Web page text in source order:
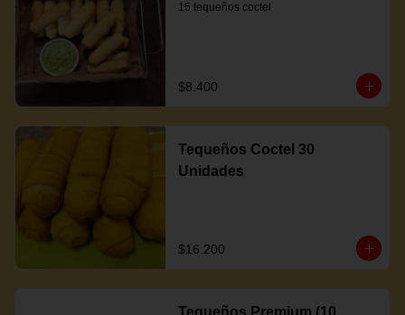
15 tequeños coctel
$8.400
Tequeños Coctel 30
Unidades
$16.200
Tequeños Premium (10